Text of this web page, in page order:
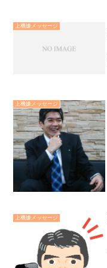
上機嫌メッセージ
上機嫌メッセージ
上機嫌メッセージ